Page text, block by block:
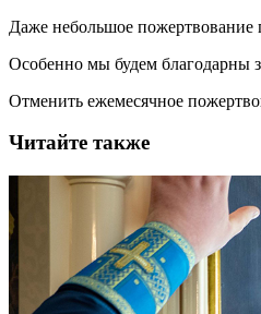
Даже небольшое пожертвование
Особенно мы будем благодарны
Отменить ежемесячное
Читайте также